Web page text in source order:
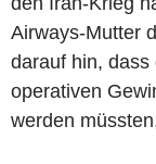
Airways-Mutter
darauf hin, dass
operativen
werden